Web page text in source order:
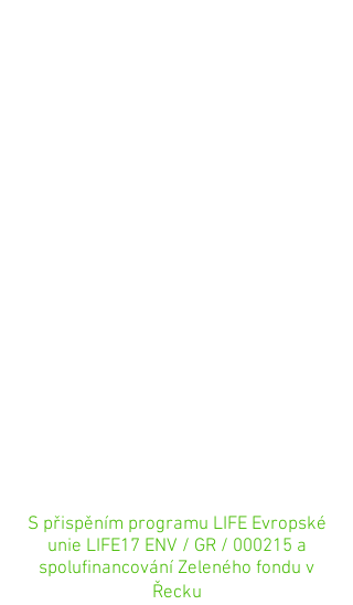
S přispěním programu LIFE Evropské
unie LIFE17 ENV / GR / 000215 a
spolufinancování Zeleného fondu v
Řecku